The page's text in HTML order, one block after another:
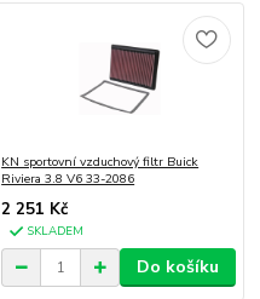
KN sportovní vzduchový filtr Buick
Riviera 3.8 V6 33-2086
2 251 Kč
SKLADEM
Do košíku